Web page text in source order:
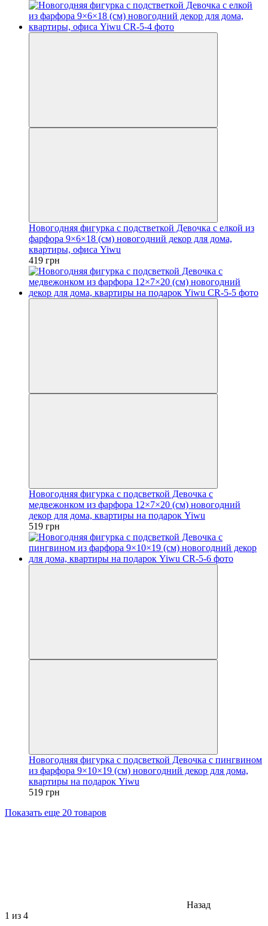
Новогодняя фигурка с подстветкой Девочка с елкой из
фарфора 9×6×18 (см) новогодний декор для дома,
квартиры, офиса Yiwu
419 грн
Новогодняя фигурка с подсветкой Девочка с
медвежонком из фарфора 12×7×20 (см) новогодний
декор для дома, квартиры на подарок Yiwu
519 грн
Новогодняя фигурка с подсветкой Девочка с пингвином
из фарфора 9×10×19 (см) новогодний декор для дома,
квартиры на подарок Yiwu
519 грн
Показать еще 20 товаров
Назад
1 из 4